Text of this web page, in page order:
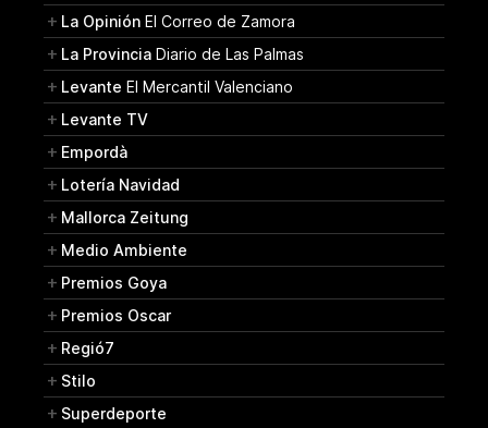
La Opinión El Correo de Zamora
La Provincia Diario de Las Palmas
Levante El Mercantil Valenciano
Levante TV
Empordà
Lotería Navidad
Mallorca Zeitung
Medio Ambiente
Premios Goya
Premios Oscar
Regió7
Stilo
Superdeporte